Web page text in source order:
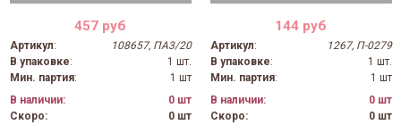
457 руб
Артикул:
108657, ПА3/20
В упаковке:
1 шт.
Мин. партия:
1 шт
В наличии:
0 шт
Скоро:
0 шт
144 руб
Артикул:
1267, П-0279
В упаковке:
1 шт.
Мин. партия:
1 шт
В наличии:
0 шт
Скоро:
0 шт